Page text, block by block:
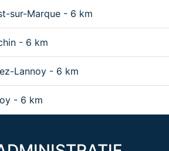
sur-Marque - 6 km
- 6 km
Lannoy - 6 km
- 6 km